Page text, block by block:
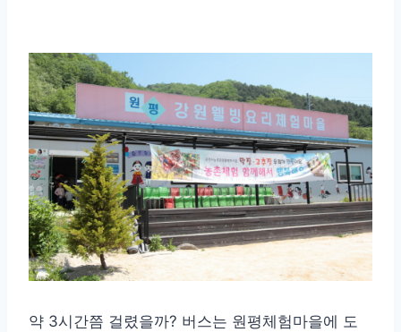
약 3시간쯤 걸렸을까? 버스는 원평체험마을에 도